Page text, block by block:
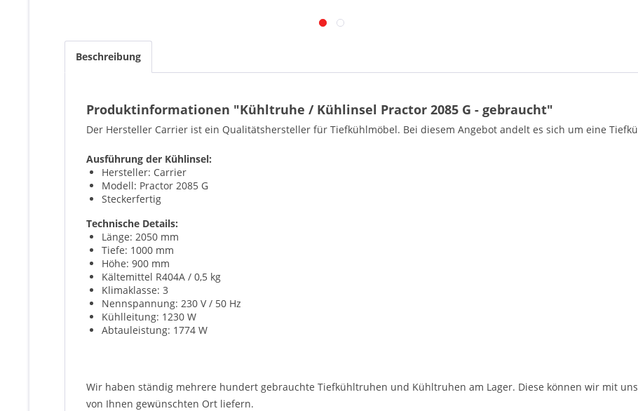
Beschreibung
Produktinformationen "Kühltruhe / Kühlinsel Practor 2085 G - gebraucht"
Der Hersteller Carrier ist ein Qualitätshersteller für Tiefkühlmöbel. Bei diesem Angebot andelt es sich um eine
Ausführung der Kühlinsel:
Hersteller: Carrier
Modell: Practor 2085 G
Steckerfertig
Technische Details:
Länge: 2050 mm
Tiefe: 1000 mm
Höhe: 900 mm
Kältemittel R404A / 0,5 kg
Klimaklasse: 3
Nennspannung: 230 V / 50 Hz
Kühlleitung: 1230 W
Abtauleistung: 1774 W
Wir haben ständig mehrere hundert gebrauchte Tiefkühltruhen und Kühltruhen am Lager. Diese können wir mit
von Ihnen gewünschten Ort liefern.